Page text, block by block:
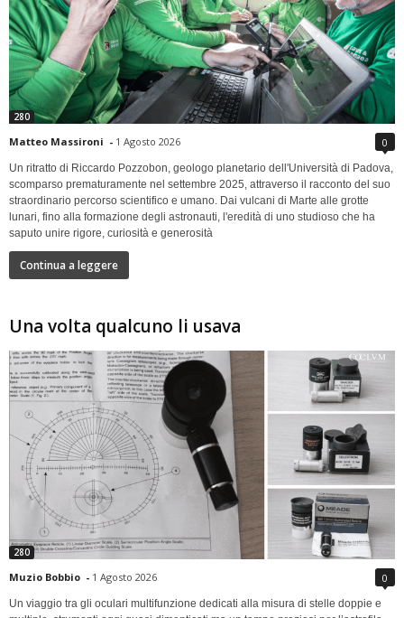
280
Matteo Massironi - 1 Agosto 2026 0
Un ritratto di Riccardo Pozzobon, geologo planetario dell'Università di Padova,
scomparso prematuramente nel settembre 2025, attraverso il racconto del suo
straordinario percorso scientifico e umano. Dai vulcani di Marte alle grotte
lunari, fino alla formazione degli astronauti, l'eredità di uno studioso che ha
saputo unire rigore, curiosità e generosità
Continua a leggere
Una volta qualcuno li usava
280
Muzio Bobbio - 1 Agosto 2026 0
Un viaggio tra gli oculari multifunzione dedicati alla misura di stelle doppie e